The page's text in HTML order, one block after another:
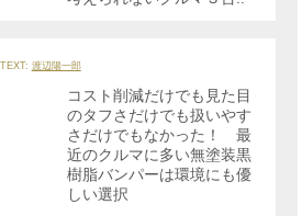
TEXT: 渡辺陽一郎
コスト削減だけでも見た目
のタフさだけでも扱いやす
さだけでもなかった！ 最
近のクルマに多い無塗装黒
樹脂バンパーは環境にも優
しい選択